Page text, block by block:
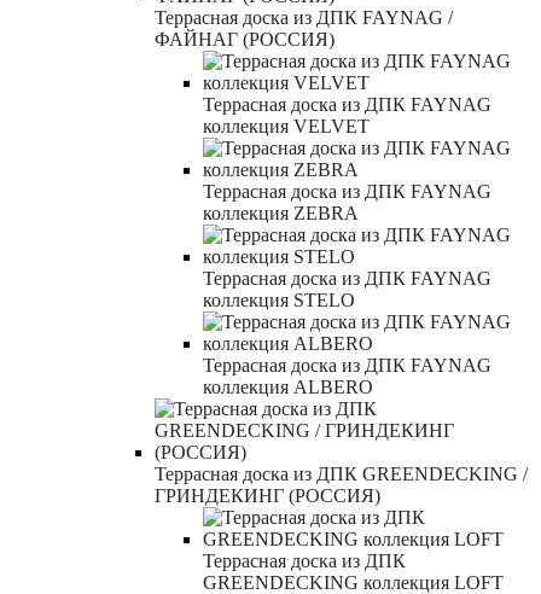
Террасная доска из ДПК FAYNAG /
ФАЙНАГ (РОССИЯ)
Террасная доска из ДПК FAYNAG
коллекция VELVET
Террасная доска из ДПК FAYNAG
коллекция ZEBRA
Террасная доска из ДПК FAYNAG
коллекция STELO
Террасная доска из ДПК FAYNAG
коллекция ALBERO
Террасная доска из ДПК GREENDECKING /
ГРИНДЕКИНГ (РОССИЯ)
Террасная доска из ДПК
GREENDECKING коллекция LOFT